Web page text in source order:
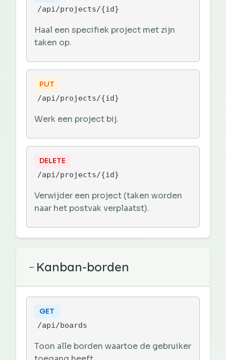
/api/projects/{id}
Haal een specifiek project met zijn
taken op.
PUT
/api/projects/{id}
Werk een project bij.
DELETE
/api/projects/{id}
Verwijder een project (taken worden
naar het postvak verplaatst).
− Kanban-borden
GET
/api/boards
Toon alle borden waartoe de gebruiker